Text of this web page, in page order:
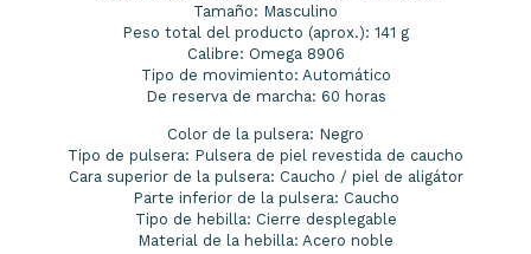
Tamaño: Masculino
Peso total del producto (aprox.): 141 g
Calibre: Omega 8906
Tipo de movimiento: Automático
De reserva de marcha: 60 horas
Color de la pulsera: Negro
Tipo de pulsera: Pulsera de piel revestida de caucho
Cara superior de la pulsera: Caucho / piel de aligátor
Parte inferior de la pulsera: Caucho
Tipo de hebilla: Cierre desplegable
Material de la hebilla: Acero noble